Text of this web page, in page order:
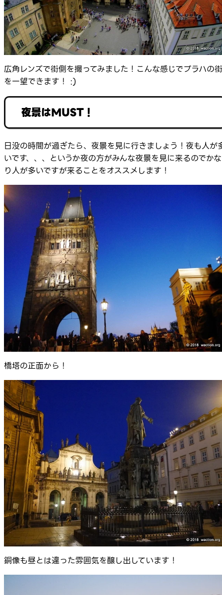
広角レンズで街側を撮ってみました！こんな感じでプラハの街
を一望できます！ :)
夜景はMUST！
日没の時間が過ぎたら、夜景を見に行きましょう！夜も人が
いです、、、というか夜の方がみんな夜景を見に来るのでかな
り人が多いですが来ることをオススメします！
橋塔の正面から！
銅像も昼とは違った雰囲気を醸し出しています！